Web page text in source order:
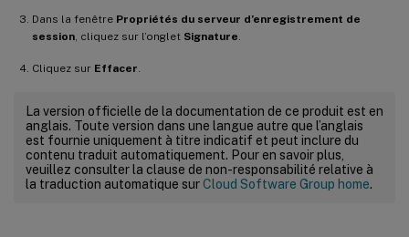
Dans la fenêtre Propriétés du serveur d’enregistrement de
session , cliquez sur l’onglet Signature
Cliquez sur Effacer
La version officielle de la documentation de ce produit est en
anglais. Toute version dans une langue autre que l’anglais
est fournie uniquement à titre indicatif et peut inclure du
contenu traduit automatiquement. Pour en savoir plus,
veuillez consulter la clause de non-responsabilité relative à
la traduction automatique surCloud Software Group home.